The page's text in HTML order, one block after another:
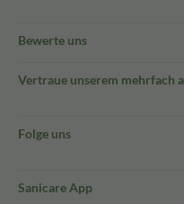
Bewerte uns
Vertraue unserem mehrfach
Folge uns
Sanicare App